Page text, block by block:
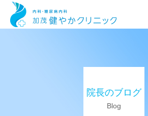
院長のブログ
Blog